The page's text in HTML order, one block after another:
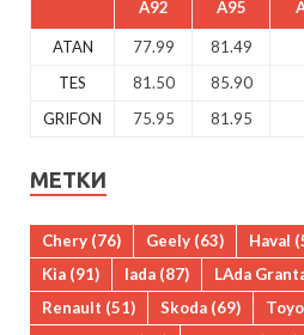
A92 A95
ATAN 77.99 81.49
TES
81.50 85.90
GRIFON
75.95 81.95
МЕТКИ
Chery (76) Geely (63) Haval
Kia (91) lada (87) LAda
Renault (51) Skoda (69)